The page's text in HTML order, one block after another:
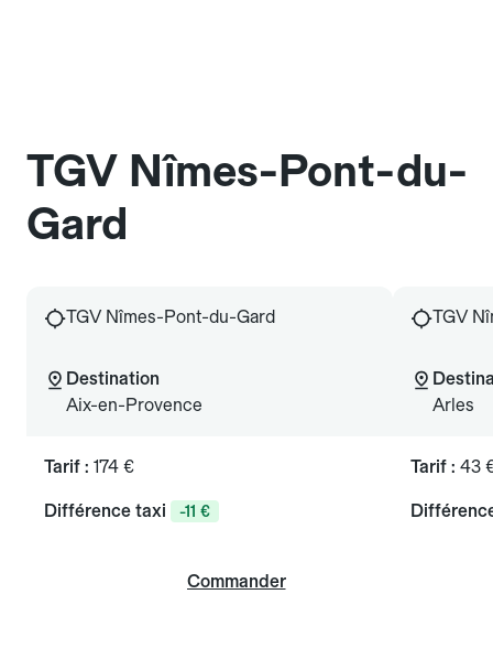
TGV Nîmes-Pont-du-
Gard
TGV Nîmes-Pont-du-Gard
Destination
Aix-en-Provence
Tarif : 174 €
Différence taxi -11 €
Commander
TGV
Arles
Tarif : 43